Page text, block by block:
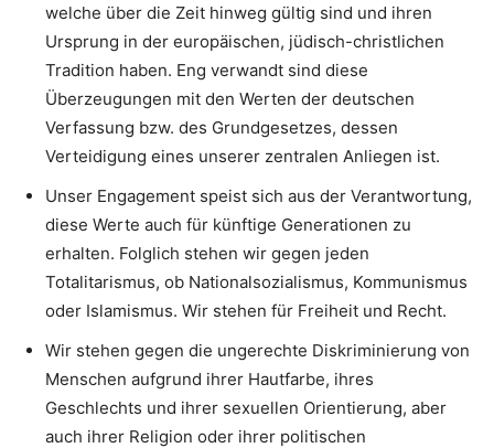
welche über die Zeit hinweg gültig sind und ihren
Ursprung in der europäischen, jüdisch-christlichen
Tradition haben. Eng verwandt sind diese
Überzeugungen mit den Werten der deutschen
Verfassung bzw. des Grundgesetzes, dessen
Verteidigung eines unserer zentralen Anliegen ist.
Unser Engagement speist sich aus der Verantwortung,
diese Werte auch für künftige Generationen zu
erhalten. Folglich stehen wir gegen jeden
Totalitarismus, ob Nationalsozialismus, Kommunismus
oder Islamismus. Wir stehen für Freiheit und Recht.
Wir stehen gegen die ungerechte Diskriminierung von
Menschen aufgrund ihrer Hautfarbe, ihres
Geschlechts und ihrer sexuellen Orientierung, aber
auch ihrer Religion oder ihrer politischen